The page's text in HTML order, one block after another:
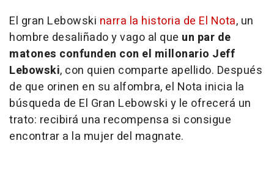
El gran Lebowski narra la historia de El Nota, un
hombre desaliñado y vago al que un par de
matones confunden con el millonario Jeff
Lebowski, con quien comparte apellido. Después
de que orinen en su alfombra, el Nota inicia la
búsqueda de El Gran Lebowski y le ofrecerá un
trato: recibirá una recompensa si consigue
encontrar a la mujer del magnate.